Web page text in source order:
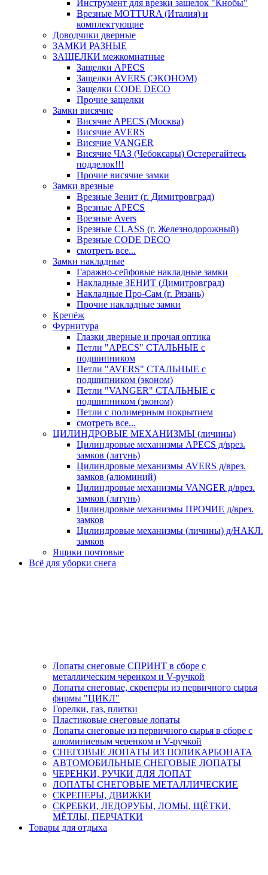
Инструмент для врезки защелок "Кнобы"
Врезные MOTTURA (Италия) и
комплектующие
Доводчики дверные
ЗАМКИ РАЗНЫЕ
ЗАЩЕЛКИ межкомнатные
Защелки APECS
Защелки AVERS (ЭКОНОМ)
Защелки CODE DECO
Прочие защелки
Замки висячие
Висячие APECS (Москва)
Висячие AVERS
Висячие VANGER
Висячие ЧАЗ (Чебоксары) Остерегайтесь
подделок!!!
Прочие висячие замки
Замки врезные
Врезные Зенит (г. Димитровград)
Врезные APECS
Врезные Avers
Врезные CLASS (г. Железнодорожный)
Врезные CODE DECO
смотреть все...
Замки накладные
Гаражно-сейфовые накладные замки
Накладные ЗЕНИТ (Димитровград)
Накладные Про-Сам (г. Рязань)
Прочие накладные замки
Крепёж
Фурнитура
Глазки дверные и прочая оптика
Петли "APECS" СТАЛЬНЫЕ с
подшипником
Петли "AVERS" СТАЛЬНЫЕ с
подшипником (эконом)
Петли "VANGER" СТАЛЬНЫЕ с
подшипником (эконом)
Петли с полимерным покрытием
смотреть все...
ЦИЛИНДРОВЫЕ МЕХАНИЗМЫ (личины)
Цилиндровые механизмы APECS д/врез.
замков (латунь)
Цилиндровые механизмы AVERS д/врез.
замков (алюминий)
Цилиндровые механизмы VANGER д/врез.
замков (латунь)
Цилиндровые механизмы ПРОЧИЕ д/врез.
замков
Цилиндровые механизмы (личины) д/НАКЛ.
замков
Ящики почтовые
Всё для уборки снега
Лопаты снеговые СПРИНТ в сборе с
металлическим черенком и V-ручкой
Лопаты снеговые, скреперы из первичного сырья
фирмы "ЦИКЛ"
Горелки, газ, плитки
Пластиковые снеговые лопаты
Лопаты снеговые из первичного сырья в сборе с
алюминиевым черенком и V-ручкой
СНЕГОВЫЕ ЛОПАТЫ ИЗ ПОЛИКАРБОНАТА
АВТОМОБИЛЬНЫЕ СНЕГОВЫЕ ЛОПАТЫ
ЧЕРЕНКИ, РУЧКИ ДЛЯ ЛОПАТ
ЛОПАТЫ СНЕГОВЫЕ МЕТАЛЛИЧЕСКИЕ
СКРЕПЕРЫ, ДВИЖКИ
СКРЕБКИ, ЛЕДОРУБЫ, ЛОМЫ, ЩЁТКИ,
МЁТЛЫ, ПЕРЧАТКИ
Товары для отдыха